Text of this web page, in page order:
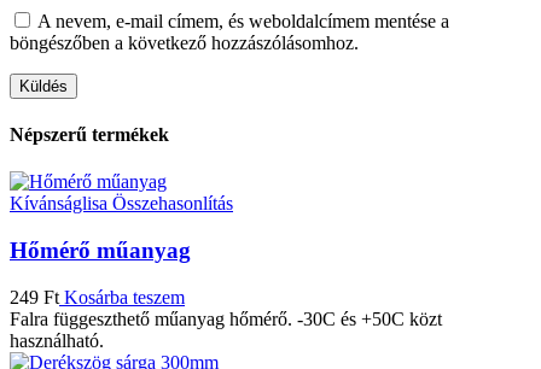
A nevem, e-mail címem, és weboldalcímem mentése a
böngészőben a következő hozzászólásomhoz.
Népszerű termékek
Kívánságlisa Összehasonlítás
Hőmérő műanyag
249 Ft Kosárba teszem
Falra függeszthető műanyag hőmérő. -30C és +50C közt
használható.